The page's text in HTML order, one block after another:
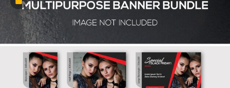
Premium